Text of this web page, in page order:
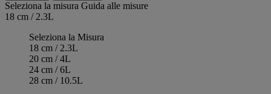
Seleziona la misura Guida alle misure
18 cm / 2.3L
Seleziona la Misura
18 cm / 2.3L
20 cm / 4L
24 cm / 6L
28 cm / 10.5L